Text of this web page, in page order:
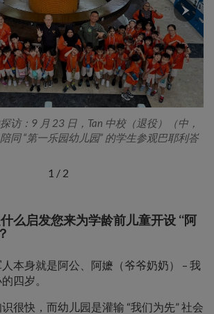
访：9 月 23 日，Tan 中校（退役）（中，
同 “第一乐园幼儿园” 的学生参观巴耶利峇
1 / 2
什么启发您来为学龄前儿童开设 “阿
本身就是阿公、阿嬷（爷爷奶奶） – 我
四岁。
很快，而幼儿园是灌输 “我们为先” 社会